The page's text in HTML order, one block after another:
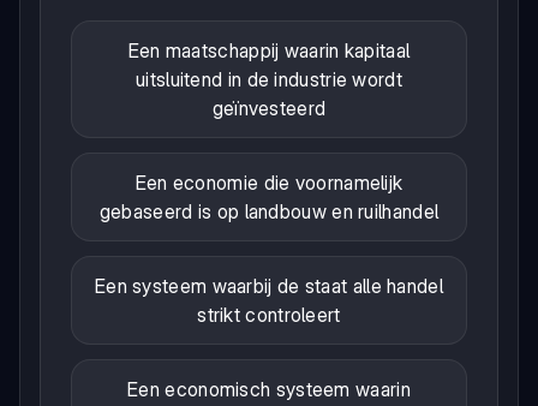
Een maatschappij waarin kapitaal
uitsluitend in de industrie wordt
geïnvesteerd
Een economie die voornamelijk
gebaseerd is op landbouw en ruilhandel
Een systeem waarbij de staat alle handel
strikt controleert
Een economisch systeem waarin